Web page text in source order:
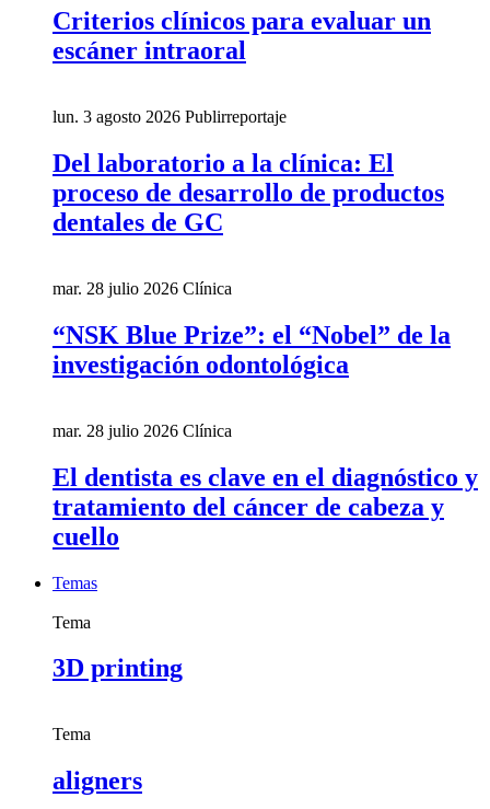
Criterios clínicos para evaluar un
escáner intraoral
lun. 3 agosto 2026 Publirreportaje
Del laboratorio a la clínica: El
proceso de desarrollo de productos
dentales de GC
mar. 28 julio 2026 Clínica
“NSK Blue Prize”: el “Nobel” de la
investigación odontológica
mar. 28 julio 2026 Clínica
El dentista es clave en el diagnóstico y
tratamiento del cáncer de cabeza y
cuello
Temas
Tema
3D printing
Tema
aligners